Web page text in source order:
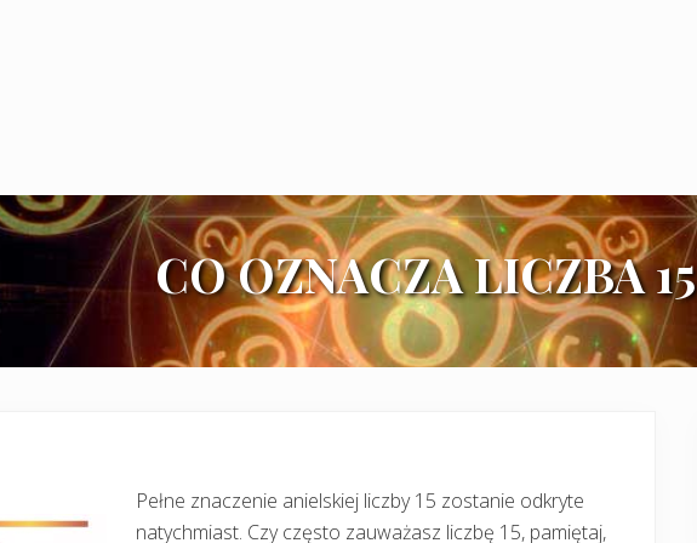
CO OZNACZA LICZBA 15
Pełne znaczenie anielskiej liczby 15 zostanie odkryte
natychmiast. Czy często zauważasz liczbę 15, pamiętaj,